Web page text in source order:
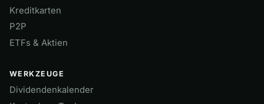
Kreditkarten
P2P
ETFs & Aktien
WERKZEUGE
Dividendenkalender